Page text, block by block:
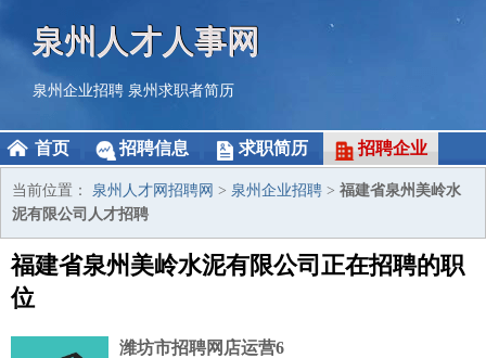
泉州人才人事网
泉州企业招聘 泉州求职者简历
首页 招聘信息 求职简历 招聘企业
当前位置： 泉州人才网招聘网 > 泉州企业招聘 > 福建省泉州美岭水
泥有限公司人才招聘
福建省泉州美岭水泥有限公司正在招聘的职
位
潍坊市招聘网店运营6